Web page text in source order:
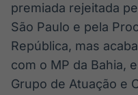
premiada rejeitada
São Paulo e pela
República, mas
com o MP da Bahia,
Grupo de Atuação e